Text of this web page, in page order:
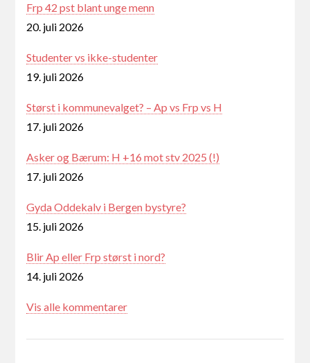
Frp 42 pst blant unge menn
20. juli 2026
Studenter vs ikke-studenter
19. juli 2026
Størst i kommunevalget? – Ap vs Frp vs H
17. juli 2026
Asker og Bærum: H +16 mot stv 2025 (!)
17. juli 2026
Gyda Oddekalv i Bergen bystyre?
15. juli 2026
Blir Ap eller Frp størst i nord?
14. juli 2026
Vis alle kommentarer